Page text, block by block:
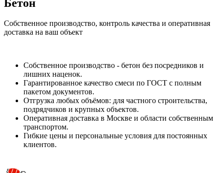
Бетон
Собственное производство, контроль качества и оперативная
доставка на ваш объект
Собственное производство - бетон без посредников и
лишних наценок.
Гарантированное качество смеси по ГОСТ с полным
пакетом документов.
Отгрузка любых объёмов: для частного строительства,
подрядчиков и крупных объектов.
Оперативная доставка в Москве и области собственным
транспортом.
Гибкие цены и персональные условия для постоянных
клиентов.